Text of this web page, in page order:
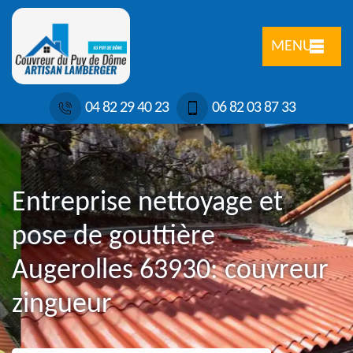
MENU
04 82 29 40 23 06 82 03 87 33
Entreprise nettoyage et
pose de gouttière
Augerolles 63930: couvreur
zingueur